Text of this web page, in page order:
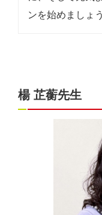
ンを始めましょ
楊 芷蘅先生